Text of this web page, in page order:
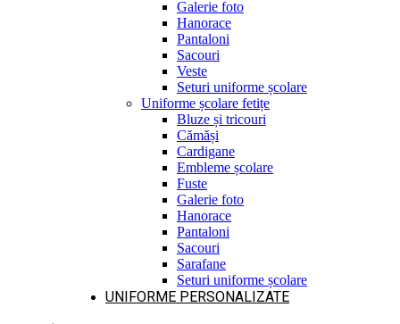
Galerie foto
Hanorace
Pantaloni
Sacouri
Veste
Seturi uniforme școlare
Uniforme școlare fetițe
Bluze și tricouri
Cămăși
Cardigane
Embleme școlare
Fuste
Galerie foto
Hanorace
Pantaloni
Sacouri
Sarafane
Seturi uniforme școlare
UNIFORME PERSONALIZATE